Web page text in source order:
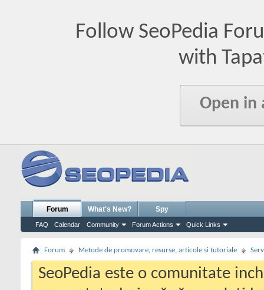
Follow SeoPedia
with
Open in
Forum
FAQ Calendar Community Forum Actions Quick Links
What's New? Spy
Forum Metode de promovare, resurse, articole si tutoriale
SeoPedia este o comunitate